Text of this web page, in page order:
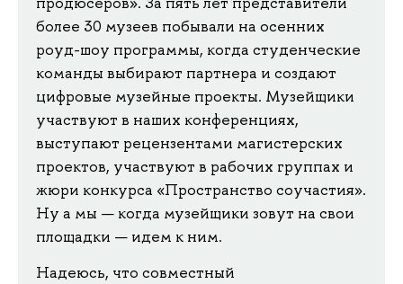
более 30 музеев побывали на осенних
роуд-шоу программы, когда студенческие
команды выбирают партнера и создают
цифровые музейные проекты. Музейщики
участвуют в наших конференциях,
выступают рецензентами магистерских
проектов, участвуют в рабочих группах и
жюри конкурса «Пространство соучастия».
Ну а мы — когда музейщики зовут на свои
площадки — идем к ним.
Надеюсь, что совместный